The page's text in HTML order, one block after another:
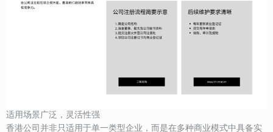
适用场景广泛，灵活性强
香港公司并非只适用于单一类型企业，而是在多种商业模式中具备实